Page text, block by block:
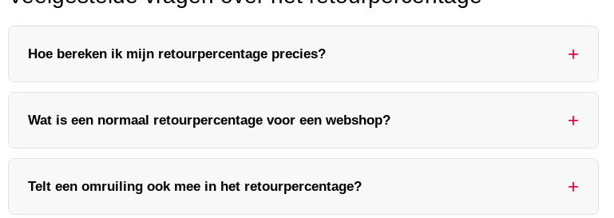
Hoe bereken ik mijn retourpercentage precies?
vermenigvuldig dat met 100 procent. Stuurde je 1.200 orders en kwamen er 84 terug, dan is je
retourpercentage 7 procent. Wil je het financiële effect zien, gebruik dan de waarde van de
Wat is een normaal retourpercentage voor een webshop?
procent, terwijl fashion en schoenen door maatverschillen vaak op 20 tot 40 procent uitkomen.
Vergelijk je percentage het liefst met branchegenoten en met je eigen trend over tijd, niet met één
Telt een omruiling ook mee in het retourpercentage?